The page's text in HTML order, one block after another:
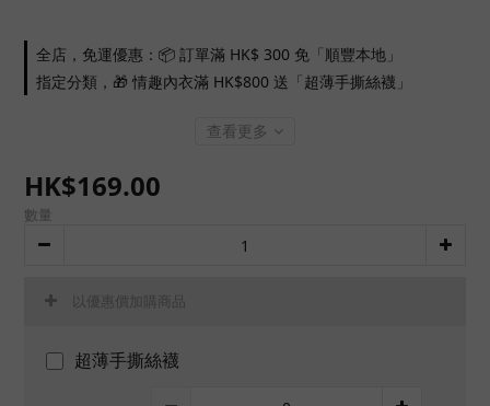
全店，免運優惠：📦 訂單滿 HK$ 300 免「順豐本地」
指定分類，🎁 情趣內衣滿 HK$800 送「超薄手撕絲襪」
查看更多
HK$169.00
數量
以優惠價加購商品
超薄手撕絲襪